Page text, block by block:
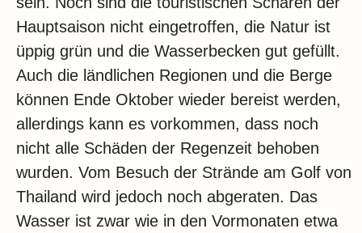
Hauptsaison nicht eingetroffen, die Natur ist
üppig grün und die Wasserbecken gut gefüllt.
Auch die ländlichen Regionen und die Berge
können Ende Oktober wieder bereist werden,
allerdings kann es vorkommen, dass noch
nicht alle Schäden der Regenzeit behoben
wurden. Vom Besuch der Strände am Golf von
Thailand wird jedoch noch abgeraten. Das
Wasser ist zwar wie in den Vormonaten etwa